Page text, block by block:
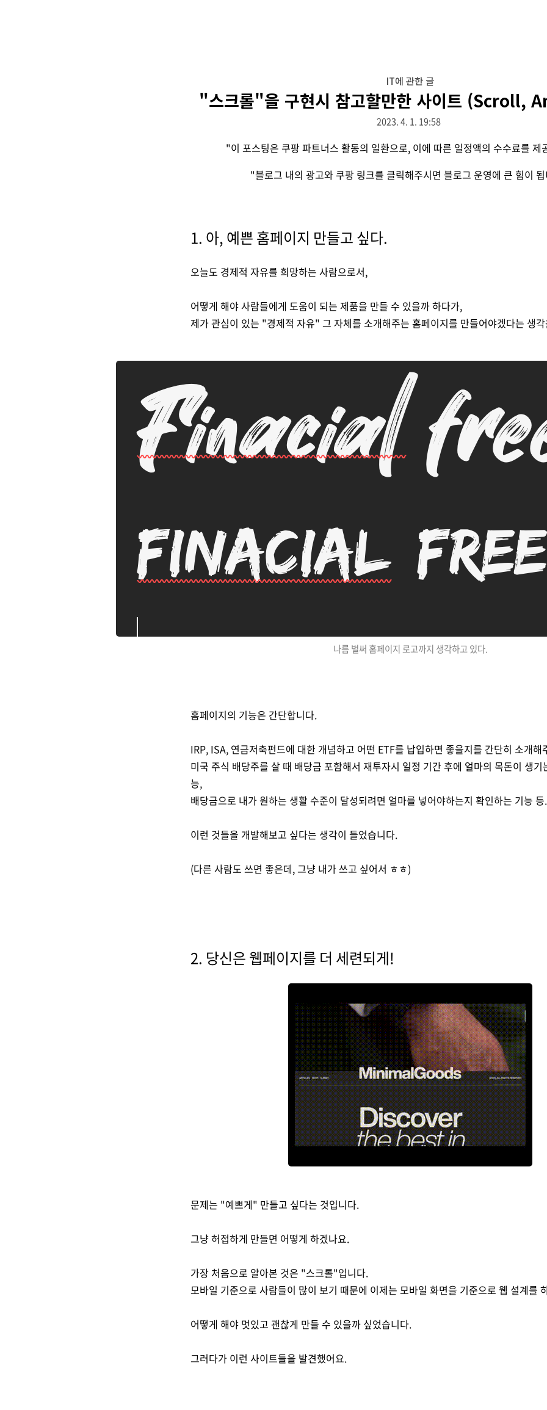
IT에 관한 글
"스크롤"을 구현시 참고할만한 사이트 (Scroll,
2023. 4. 1. 19:58
"이 포스팅은 쿠팡 파트너스 활동의 일환으로, 이에 따른 일정액의 수수료를 제
"블로그 내의 광고와 쿠팡 링크를 클릭해주시면 블로그 운영에 큰 힘이
1. 아, 예쁜 홈페이지 만들고 싶다.
오늘도 경제적 자유를 희망하는 사람으로서,
어떻게 해야 사람들에게 도움이 되는 제품을 만들 수 있을까 하다가,
제가 관심이 있는 "경제적 자유" 그 자체를 소개해주는 홈페이지를 만들어야겠다는 생
나름 벌써 홈페이지 로고까지 생각하고 있다.
홈페이지의 기능은 간단합니다.
IRP, ISA, 연금저축펀드에 대한 개념하고 어떤 ETF를 납입하면 좋을지를 간단히 소개해
미국 주식 배당주를 살 때 배당금 포함해서 재투자시 일정 기간 후에 얼마의 목돈이 생
능,
배당금으로 내가 원하는 생활 수준이 달성되려면 얼마를 넣어야하는지 확인하는 기능 등
이런 것들을 개발해보고 싶다는 생각이 들었습니다.
(다른 사람도 쓰면 좋은데, 그냥 내가 쓰고 싶어서 ㅎㅎ)
2. 당신은 웹페이지를 더 세련되게!
문제는 "예쁘게" 만들고 싶다는 것입니다.
그냥 허접하게 만들면 어떻게 하겠나요.
가장 처음으로 알아본 것은 "스크롤"입니다.
모바일 기준으로 사람들이 많이 보기 때문에 이제는 모바일 화면을 기준으로 웹 설계를
어떻게 해야 멋있고 괜찮게 만들 수 있을까 싶었습니다.
그러다가 이런 사이트들을 발견했어요.